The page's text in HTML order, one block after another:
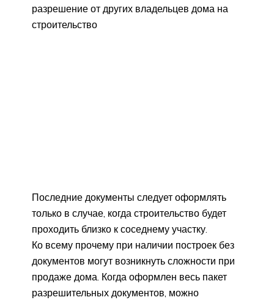
разрешение от других владельцев дома на
строительство
Последние документы следует оформлять
только в случае, когда строительство будет
проходить близко к соседнему участку.
Ко всему прочему при наличии построек без
документов могут возникнуть сложности при
продаже дома. Когда оформлен весь пакет
разрешительных документов, можно